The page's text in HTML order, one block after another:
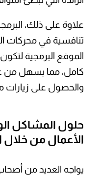
علاوة على ذلك،
تنافسية في محركات
كامل، مما يسهل من
والحصول على زيارات
حلول المشاكل
الأعمال من خلال
يواجه العديد من